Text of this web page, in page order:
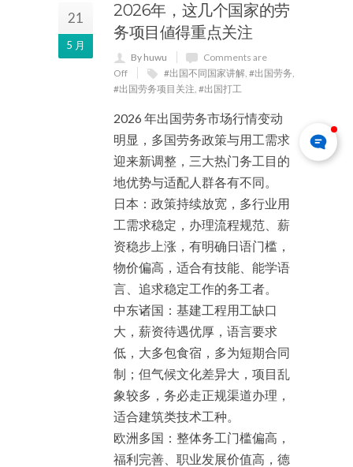
21
5 月
2026年，这几个国家的劳
务项目値得重点关注
By huwu
Comments are
Off
#出国不同国家讲解, #出国劳务,
#出国劳务项目关注, #出国打工
2026 年出国劳务市场行情变动
明显，多国劳务政策与用工需求
迎来新调整，三大热门务工目的
地优势与适配人群各有不同。
日本：政策持续放宽，多行业用
工需求稳定，办理流程规范、薪
资稳步上涨，有明确日语门槛，
物价偏高，适合有技能、能学语
言、追求稳定工作的务工者。
中东诸国：基建工程用工缺口
大，薪资待遇优厚，语言要求
低，大多包食宿，多为短期合同
制；但气候文化差异大，项目乱
象较多，务必走正规渠道办理，
适合建筑类技术工种。
欧洲多国：整体务工门槛偏高，
福利完善、职业发展价值高，德